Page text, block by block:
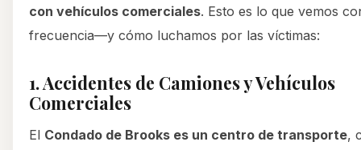
con vehículos comerciales. Esto es lo que vemos
frecuencia—y cómo luchamos por las víctimas:
1. Accidentes de Camiones y Vehículos
Comerciales
El Condado de Brooks es un centro de transporte,